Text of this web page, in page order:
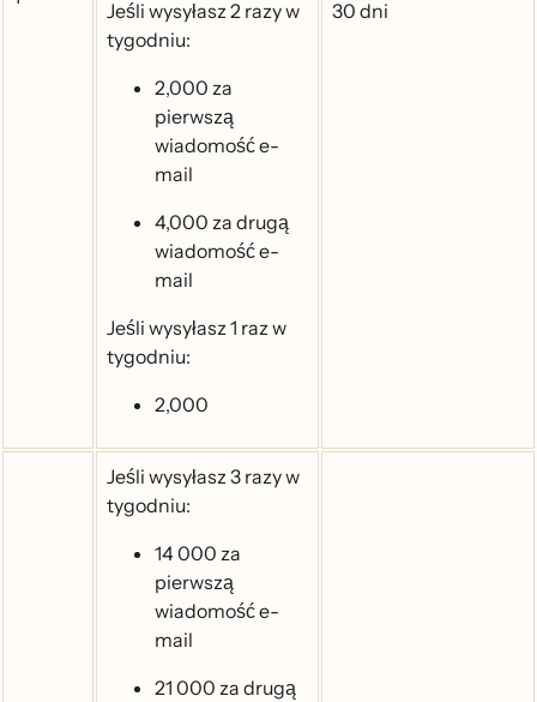
Jeśli wysyłasz 2 razy w
tygodniu:
2,000 za
pierwszą
wiadomość e-
mail
4,000 za drugą
wiadomość e-
mail
Jeśli wysyłasz 1 raz w
tygodniu:
2,000
30 dni
Jeśli wysyłasz 3 razy w
tygodniu:
14 000 za
pierwszą
wiadomość e-
mail
21 000 za drugą